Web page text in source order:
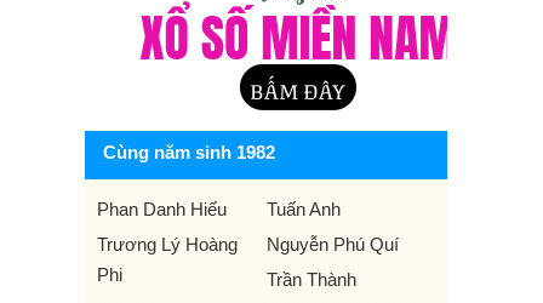
Cùng năm sinh 1982
Phan Danh Hiếu
Tuấn Anh
Trương Lý Hoàng
Phi
Nguyễn Phú Quí
Trần Thành